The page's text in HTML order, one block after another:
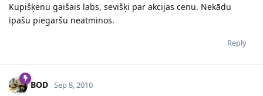
Kupišķenu gaišais labs, sevišķi par akcijas cenu. Nekādu
īpašu piegaršu neatminos.
Reply
BOD Sep 8, 2010